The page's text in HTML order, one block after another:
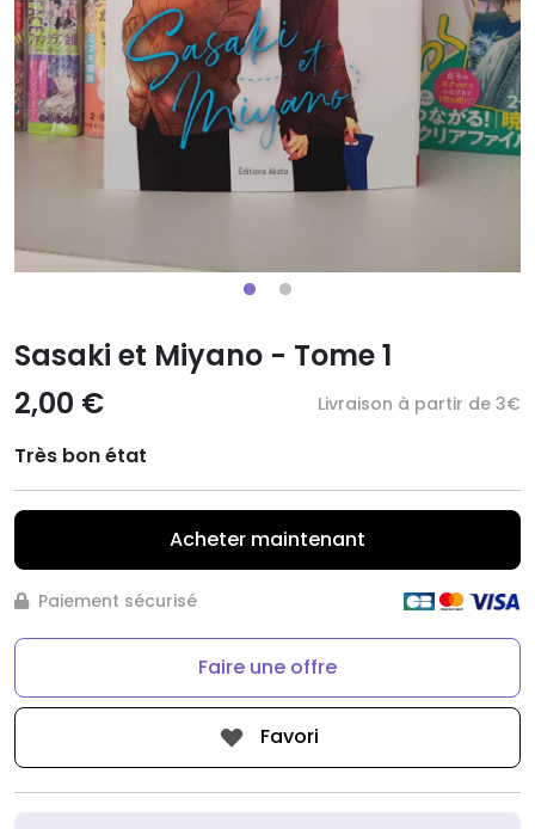
Sasaki et Miyano - Tome 1
2,00 €
Livraison à partir de 3€
Très bon état
Acheter maintenant
Paiement sécurisé
Faire une offre
Favori